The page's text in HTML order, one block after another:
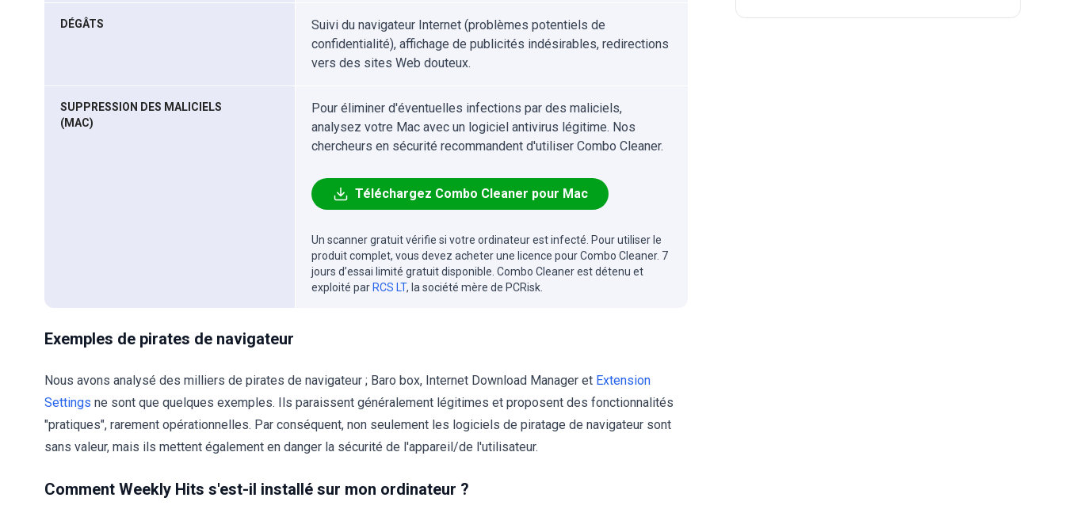
DÉGÂTS
Suivi du navigateur Internet (problèmes potentiels de
confidentialité), affichage de publicités indésirables, redirections
vers des sites Web douteux.
SUPPRESSION DES MALICIELS
(MAC)
Pour éliminer d'éventuelles infections par des maliciels,
analysez votre Mac avec un logiciel antivirus légitime. Nos
chercheurs en sécurité recommandent d'utiliser Combo Cleaner.
Téléchargez Combo Cleaner pour Mac
Un scanner gratuit vérifie si votre ordinateur est infecté. Pour utiliser le
produit complet, vous devez acheter une licence pour Combo Cleaner. 7
jours d’essai limité gratuit disponible. Combo Cleaner est détenu et
exploité par RCS LT, la société mère de PCRisk.
Exemples de pirates de navigateur
Nous avons analysé des milliers de pirates de navigateur ; Baro box, Internet Download Manager et Extension
Settings ne sont que quelques exemples. Ils paraissent généralement légitimes et proposent des fonctionnalités
"pratiques", rarement opérationnelles. Par conséquent, non seulement les logiciels de piratage de navigateur sont
sans valeur, mais ils mettent également en danger la sécurité de l'appareil/de l'utilisateur.
Comment Weekly Hits s'est-il installé sur mon ordinateur ?